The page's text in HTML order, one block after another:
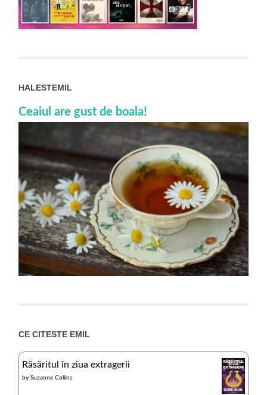
HALESTEMIL
Ceaiul are gust de boala!
CE CITESTE EMIL
Răsăritul în ziua extragerii
bySuzanne Collins